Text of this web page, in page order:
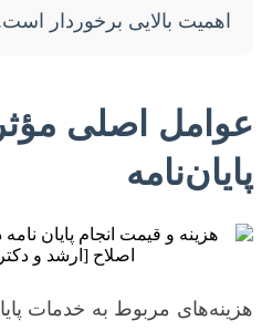
اهمیت بالایی برخوردار
عوامل اصلی
پایان‌نامه
هزینه‌های مربوط به خدمات